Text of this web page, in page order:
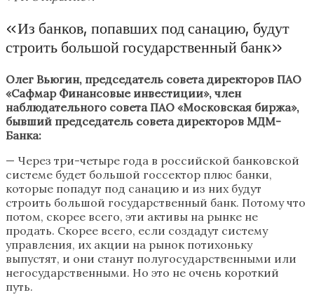
«Из банков, попавших под санацию, будут
строить большой государственный банк»
Олег Вьюгин, председатель совета директоров ПАО
«Сафмар Финансовые инвестиции», член
наблюдательного совета ПАО «Московская биржа»,
бывший председатель совета директоров МДМ-
Банка:
— Через три-четыре года в российской банковской
системе будет большой госсектор плюс банки,
которые попадут под санацию и из них будут
строить большой государственный банк. Потому что
потом, скорее всего, эти активы на рынке не
продать. Скорее всего, если создадут систему
управления, их акции на рынок потихоньку
выпустят, и они станут полугосударственными или
негосударственными. Но это не очень короткий
путь.